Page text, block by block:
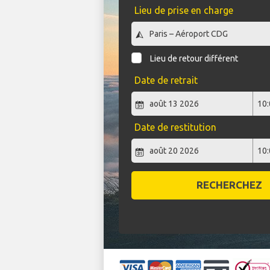
Lieu de prise en charge
Lieu de retour différent
Date de retrait
Date de restitution
RECHERCHEZ